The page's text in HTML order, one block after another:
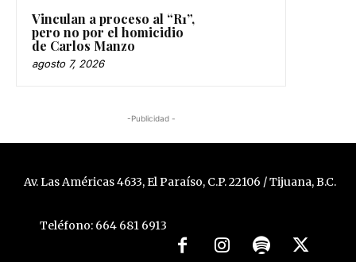
Vinculan a proceso al “R1”,
pero no por el homicidio
de Carlos Manzo
agosto 7, 2026
-Publicidad -
Av. Las Américas 4633, El Paraíso, C.P. 22106 / Tijuana, B.C.
Teléfono: 664 681 6913